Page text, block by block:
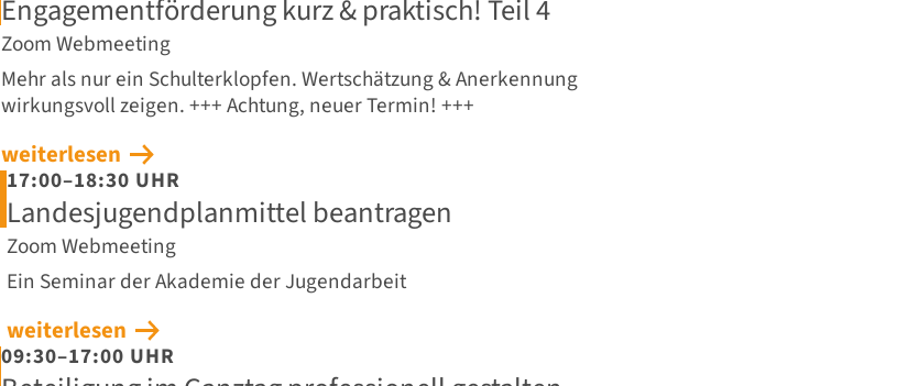
Engagementförderung kurz & praktisch! Teil 4
Zoom Webmeeting
Mehr als nur ein Schulterklopfen. Wertschätzung & Anerkennung
wirkungsvoll zeigen. +++ Achtung, neuer Termin! +++
weiterlesen
17:00–18:30 UHR
Landesjugendplanmittel beantragen
Zoom Webmeeting
Ein Seminar der Akademie der Jugendarbeit
weiterlesen
09:30–17:00 UHR